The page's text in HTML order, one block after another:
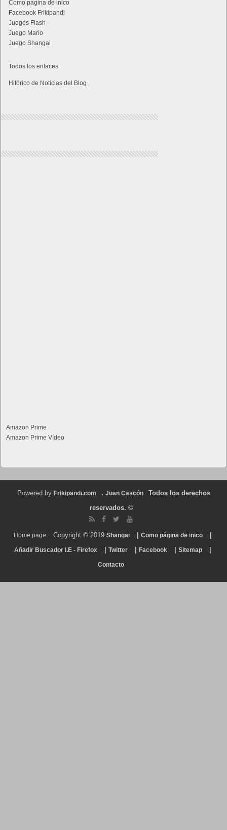
Como página de inico
Facebook Frikipandi
Juegos Flash
Juego Mario
Juego Shangai
Todos los enlaces
Hitórico de Noticias del Blog
Amazon Prime
Amazon Prime Vídeo
Powered by Frikipandi.com . Juan Cascón
Todos los derechos
reservados. ©
Home page Copyright © 2019 Shangai | Como página de inico |
Añadir Buscador I.E - Firefox | Twitter | Facebook | Sitemap |
Contacto